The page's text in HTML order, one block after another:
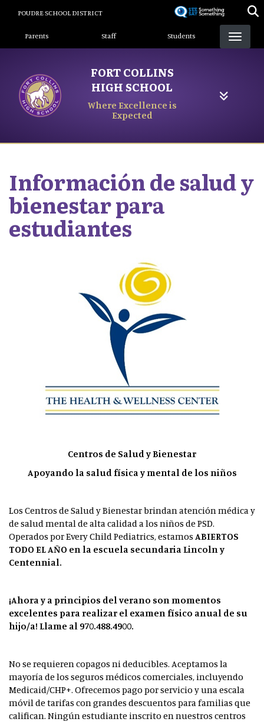
content
POUDRE SCHOOL DISTRICT
Landing Page Menu
Parents Staff Students
FORT COLLINS
HIGH SCHOOL
Where Excellence is
Expected
Información de salud y
bienestar para
estudiantes
Centros de Salud y Bienestar
Apoyando la salud física y mental de los niños
Los Centros de Salud y Bienestar brindan atención médica y
de salud mental de alta calidad a los niños de PSD.
Operados por Every Child Pediatrics, estamosABIERTOS
TODO EL AÑO en la escuela secundaria Lincoln y
Centennial.
¡Ahora y a principios del verano son momentos
excelentes para realizar el examen físico anual de su
hijo/a! Llame al 970.488.4900.
No se requieren copagos ni deducibles. Aceptamos la
mayoría de los seguros médicos comerciales, incluyendo
Medicaid/CHP+. Ofrecemos pago por servicio y una escala
móvil de tarifas con grandes descuentos para familias que
califican. Ningún estudiante inscrito en nuestros centros